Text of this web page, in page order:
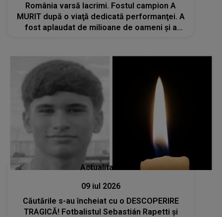
România varsă lacrimi. Fostul campion A
MURIT după o viaţă dedicată performanţei. A
fost aplaudat de milioane de oameni şi a
Actualitate
09 iul 2026
Căutările s-au încheiat cu o DESCOPERIRE
TRAGICĂ! Fotbalistul Sebastián Rapetti și